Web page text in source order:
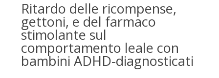
Ritardo delle ricompense,
gettoni, e del farmaco
stimolante sul
comportamento leale con
bambini ADHD-diagnosticati